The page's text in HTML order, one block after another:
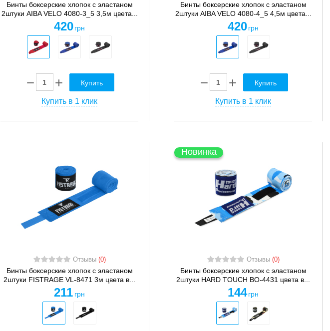
Бинты боксерские хлопок с эластаном
2штуки AIBA VELO 4080-3_5 3,5м цвета...
420 грн
Купить
Купить в 1 клик
Бинты боксерские хлопок с эластаном
2штуки AIBA VELO 4080-4_5 4,5м цвета...
420 грн
Купить
Купить в 1 клик
Отзывы (0)
Бинты боксерские хлопок с эластаном
2штуки FISTRAGE VL-8471 3м цвета в...
211 грн
Новинка
Отзывы (0)
Бинты боксерские хлопок с эластаном
2штуки HARD TOUCH BO-4431 цвета в...
144 грн